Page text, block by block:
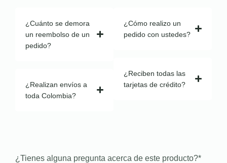
¿Cuánto se demora
un reembolso de un
pedido?
¿Realizan envíos a
toda Colombia?
¿Cómo realizo un
pedido con ustedes?
¿Reciben todas las
tarjetas de crédito?
¿Tienes alguna pregunta acerca de este producto?*